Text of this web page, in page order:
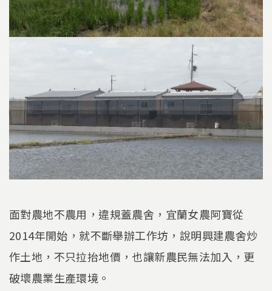
面對農地不農用，違規蓋農舍，宜蘭女農阿寶從
2014年開始，就不斷舉辦工作坊，說明興建農舍炒
作土地，不只拉抬地價，也讓新農民無法加入，更
破壞農業生產環境。